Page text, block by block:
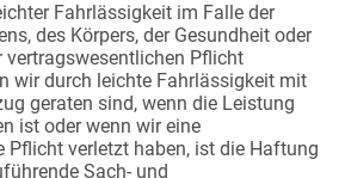
Fahrlässigkeit im Falle der
des Körpers, der Gesundheit oder
vertragswesentlichen Pflicht
wir durch leichte Fahrlässigkeit mit
geraten sind, wenn die Leistung
ist oder wenn wir eine
Pflicht verletzt haben, ist die Haftung
Sach- und